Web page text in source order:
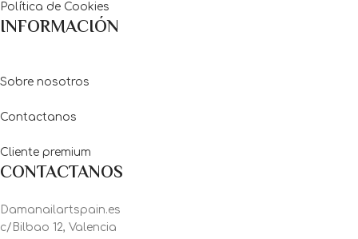
Política de Cookies
INFORMACIÓN
Sobre nosotros
Contactanos
Cliente premium
CONTACTANOS
Damanailartspain.es
c/Bilbao 12, Valencia